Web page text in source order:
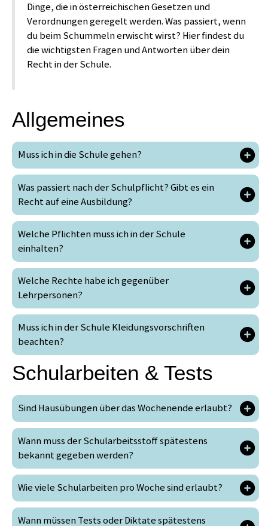
Dinge, die in österreichischen Gesetzen und
Verordnungen geregelt werden. Was passiert, wenn
du beim Schummeln erwischt wirst? Hier findest du
die wichtigsten Fragen und Antworten über dein
Recht in der Schule.
Allgemeines
Muss ich in die Schule gehen?
Was passiert nach der Schulpflicht? Gibt es ein
Recht auf eine Ausbildung?
Welche Pflichten muss ich in der Schule
einhalten?
Welche Rechte habe ich gegenüber
Lehrpersonen?
Muss ich in der Schule Kleidungsvorschriften
beachten?
Schularbeiten & Tests
Sind Hausübungen über das Wochenende erlaubt?
Wann muss der Schularbeitsstoff spätestens
bekannt gegeben werden?
Wie viele Schularbeiten pro Woche sind erlaubt?
Wann müssen Tests oder Diktate spätestens